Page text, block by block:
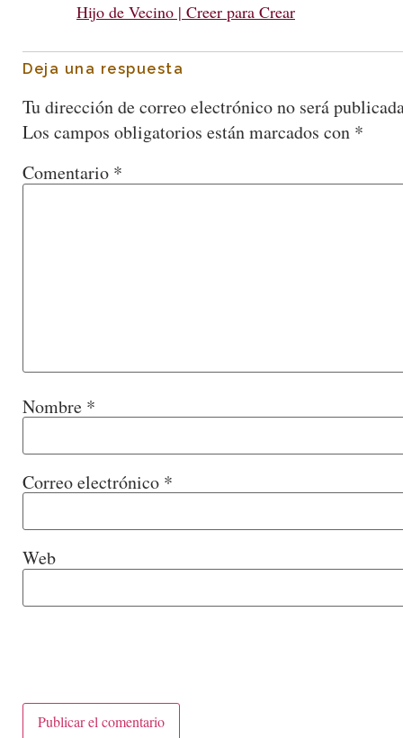
Hijo de Vecino | Creer para Crear
Deja una respuesta
Tu dirección de correo electrónico no será
Los campos obligatorios están marcados con *
Comentario *
Nombre *
Correo electrónico *
Web